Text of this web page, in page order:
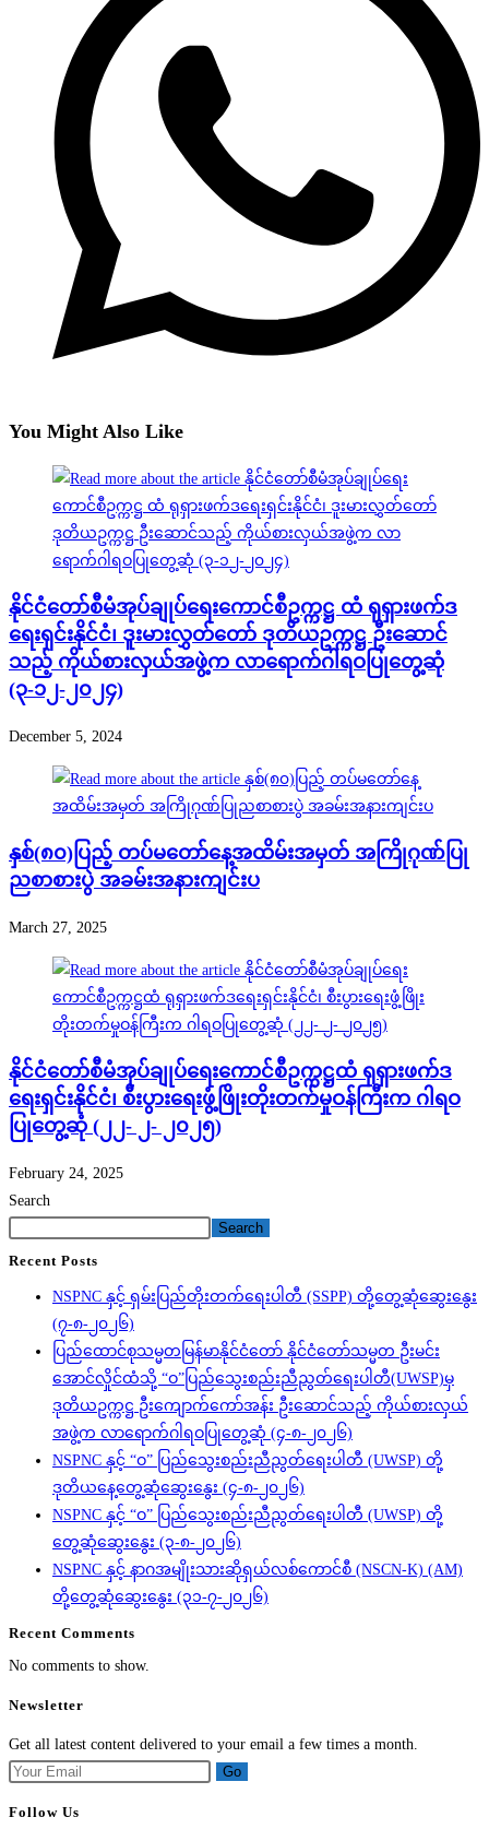
You Might Also Like
နိုင်ငံတော်စီမံအုပ်ချုပ်ရေးကောင်စီဥက္ကဋ္ဌ ထံ ရုရှားဖက်ဒ
ရေးရှင်းနိုင်ငံ၊ ဒူးမားလွှတ်တော် ဒုတိယဥက္ကဋ္ဌ ဦးဆောင်
သည့် ကိုယ်စားလှယ်အဖွဲ့က လာရောက်ဂါရဝပြုတွေ့ဆုံ
(၃-၁၂-၂၀၂၄)
December 5, 2024
နှစ်(၈၀)ပြည့် တပ်မတော်နေ့အထိမ်းအမှတ် အကြိုဂုဏ်ပြု
ညစာစားပွဲ အခမ်းအနားကျင်းပ
March 27, 2025
နိုင်ငံတော်စီမံအုပ်ချုပ်ရေးကောင်စီဥက္ကဋ္ဌထံ ရုရှားဖက်ဒ
ရေးရှင်းနိုင်ငံ၊ စီးပွားရေးဖွံ့ဖြိုးတိုးတက်မှုဝန်ကြီးက ဂါရဝ
ပြုတွေ့ဆုံ (၂၂- ၂- ၂၀၂၅)
February 24, 2025
Search
Search
Recent Posts
NSPNC နှင့် ရှမ်းပြည်တိုးတက်ရေးပါတီ (SSPP) တို့တွေ့ဆုံဆွေးနွေး
(၇-၈-၂၀၂၆)
ပြည်ထောင်စုသမ္မတမြန်မာနိုင်ငံတော် နိုင်ငံတော်သမ္မတ ဦးမင်း
အောင်လှိုင်ထံသို့ “ဝ”ပြည်သွေးစည်းညီညွတ်ရေးပါတီ(UWSP)မှ
ဒုတိယဥက္ကဋ္ဌ ဦးကျောက်ကော်အန်း ဦးဆောင်သည့် ကိုယ်စားလှယ်
အဖွဲ့က လာရောက်ဂါရဝပြုတွေ့ဆုံ (၄-၈-၂၀၂၆)
NSPNC နှင့် “ဝ” ပြည်သွေးစည်းညီညွတ်ရေးပါတီ (UWSP) တို့
ဒုတိယနေ့တွေ့ဆုံဆွေးနွေး (၄-၈-၂၀၂၆)
NSPNC နှင့် “ဝ” ပြည်သွေးစည်းညီညွတ်ရေးပါတီ (UWSP) တို့
တွေ့ဆုံဆွေးနွေး (၃-၈-၂၀၂၆)
NSPNC နှင့် နာဂအမျိုးသားဆိုရှယ်လစ်ကောင်စီ (NSCN-K) (AM)
တို့တွေ့ဆုံဆွေးနွေး (၃၁-၇-၂၀၂၆)
Recent Comments
No comments to show.
Newsletter
Get all latest content delivered to your email a few times a month.
Go
Follow Us